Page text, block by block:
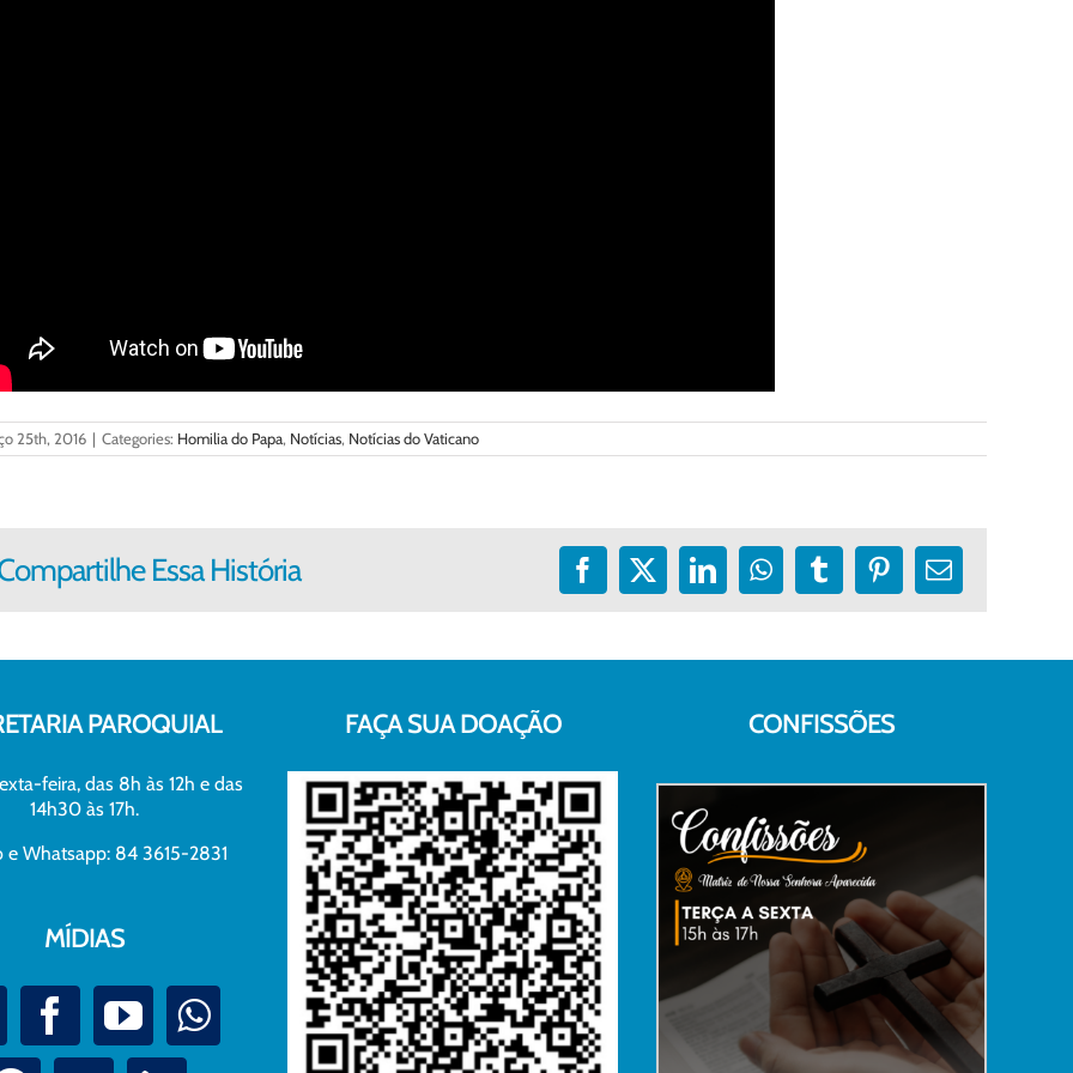
25th, 2016 | Categories: Homilia do Papa, Notícias, Notícias do Vaticano
Essa História Facebook
X LinkedInWhatsApp
TumblrPinterest
E-
PAROQUIAL
feira, das 8h às 12h e das
14h30 às 17h.
e Whatsapp: 84 3615-2831
MÍDIAS
FAÇA SUA DOAÇÃO CONFISSÕES